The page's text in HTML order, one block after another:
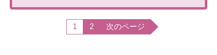
1 2 次のページ